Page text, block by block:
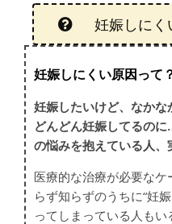
妊娠しにく
妊娠しにくい原因って
妊娠したいけど、なか
どんどん妊娠してるの
の悩みを抱えている人、
医療的な治療が必要な
らず知らずのうちに“妊
ってしまっている人も